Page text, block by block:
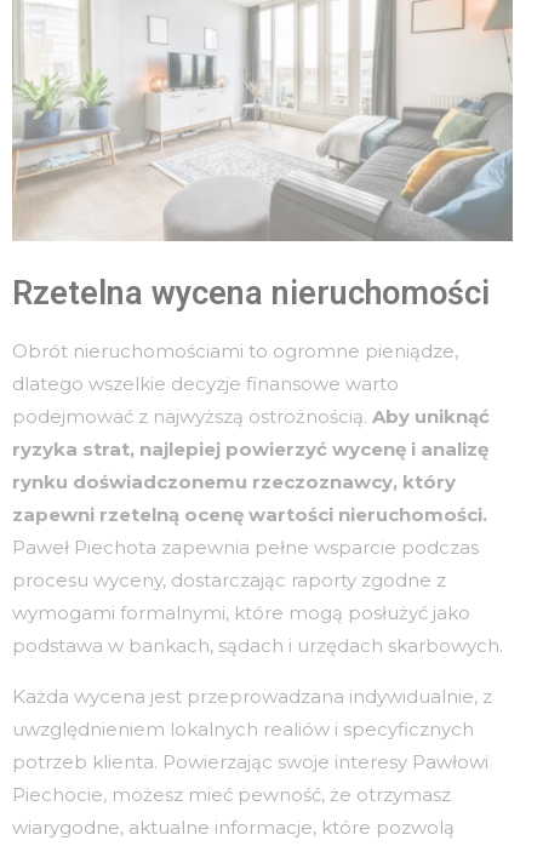
Rzetelna wycena nieruchomości
Obrót nieruchomościami to ogromne pieniądze,
dlatego wszelkie decyzje finansowe warto
podejmować z najwyższą ostrożnością. Aby uniknąć
ryzyka strat, najlepiej powierzyć wycenę i analizę
rynku doświadczonemu rzeczoznawcy, który
zapewni rzetelną ocenę wartości nieruchomości.
Paweł Piechota zapewnia pełne wsparcie podczas
procesu wyceny, dostarczając raporty zgodne z
wymogami formalnymi, które mogą posłużyć jako
podstawa w bankach, sądach i urzędach skarbowych.
Każda wycena jest przeprowadzana indywidualnie, z
uwzględnieniem lokalnych realiów i specyficznych
potrzeb klienta. Powierzając swoje interesy Pawłowi
Piechocie, możesz mieć pewność, że otrzymasz
wiarygodne, aktualne informacje, które pozwolą